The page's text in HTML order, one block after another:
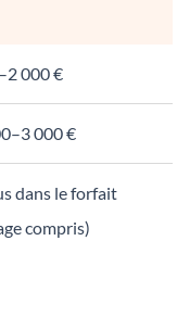
000 €
000 €
dans le forfait
compris)